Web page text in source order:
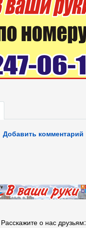
Добавить комментарий
Расскажите о нас друзьям: